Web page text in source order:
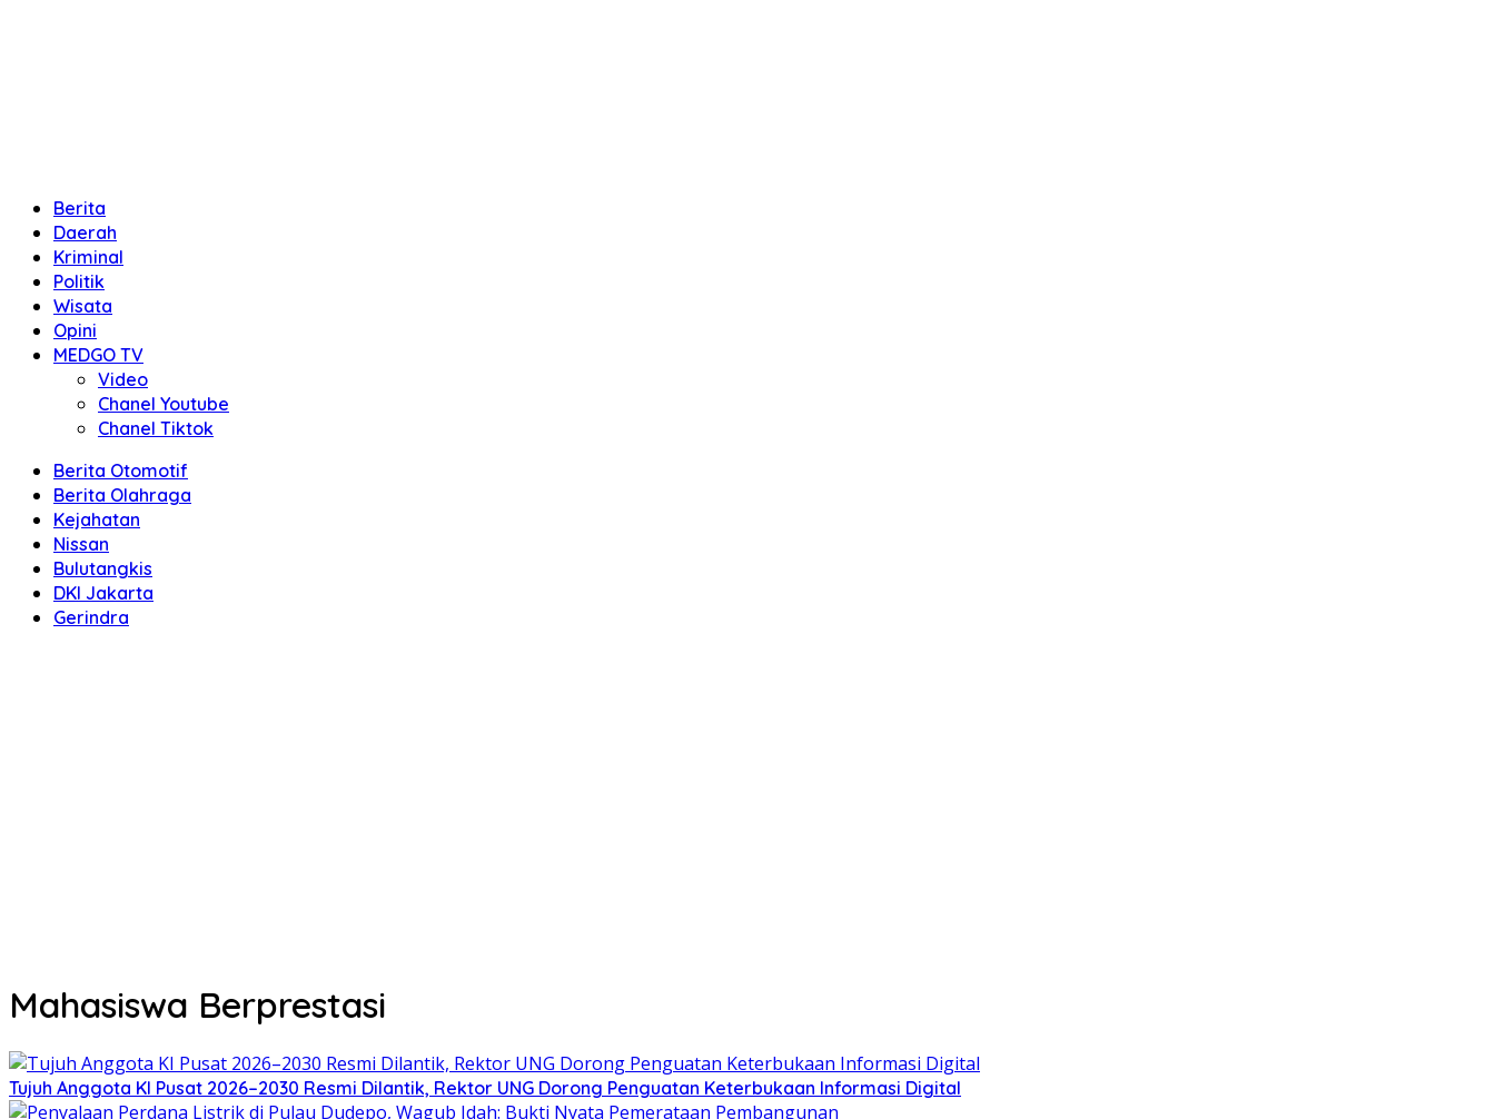
Berita
Daerah
Kriminal
Politik
Wisata
Opini
MEDGO TV
Video
Chanel Youtube
Chanel Tiktok
Berita Otomotif
Berita Olahraga
Kejahatan
Nissan
Bulutangkis
DKI Jakarta
Gerindra
Mahasiswa Berprestasi
Tujuh Anggota KI Pusat 2026–2030 Resmi Dilantik, Rektor UNG Dorong Penguatan Keterbukaan Informasi Digital